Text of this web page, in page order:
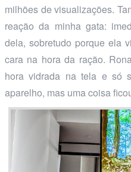
milhões de visualizações.
reação da minha gata:
dela, sobretudo porque ela
cara na hora da ração.
hora vidrada na tela e só
aparelho, mas uma coisa